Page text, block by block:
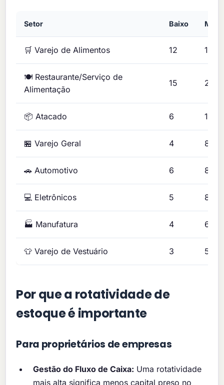
Setor Baixo
🛒 Varejo de Alimentos 12 18
🍽️ Restaurante/Serviço de
Alimentação
15 25
📦 Atacado 6 10
🏪 Varejo Geral 4 8
🚗 Automotivo 6 8
💻 Eletrônicos 5 8
🏭 Manufatura 4 6
👕 Varejo de Vestuário 3 5
Por que a rotatividade de
estoque é importante
Para proprietários de empresas
Gestão do Fluxo de Caixa: Uma rotatividade
mais alta significa menos capital preso no